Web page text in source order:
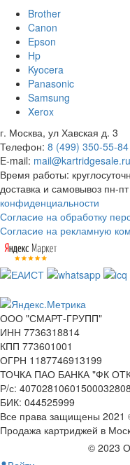
Brother
Canon
Epson
Hp
Kyocera
Panasonic
Samsung
Xerox
г. Москва, ул Хавская д. 3
Телефон: 8 (499) 350-55-84
E-mail: mail@kartridgesale.ru
Время работы:
доставка и самовывоз пн-
конфиденциальности
Согласие на обработку
Согласие на рекламную
ООО "СМАРТ-ГРУПП"
ИНН 7736318814
КПП 773601001
ОГРН 1187746913199
ТОЧКА ПАО БАНКА "ФК
Р/с: 40702810601500032808
БИК: 044525999
Все права защищены 2021
Продажа картриджей в
© 2023